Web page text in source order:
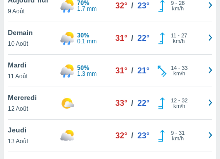
et
»,
au
vous
qu'ils
ou
le
ainsi
9 Août
70%
1.7 mm
32° / 23° 9- 28
km/h
Demain
10 Août
30%
0.1 mm
31° / 22° 11 - 27
km/h
Mardi
11 Août
50%
1.3 mm
31° / 21° 14- 33
km/h
Mercredi
12 Août
33° / 22° 12- 32
km/h
Jeudi
13 Août
32° / 23° 9- 31
km/h